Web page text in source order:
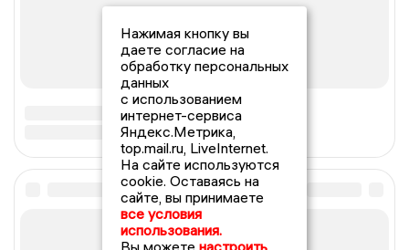
Нажимая кнопку вы
даете согласие на
обработку персональных
данных
с использованием
интернет-сервиса
Яндекс.Метрика,
top.mail.ru, LiveInternet.
На сайте используются
cookie. Оставаясь на
сайте, вы принимаете
все условия
использования.
Вы можете настроить